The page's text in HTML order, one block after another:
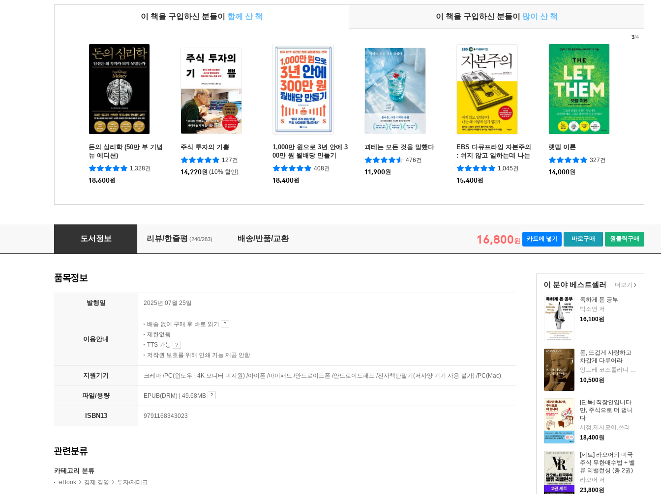
이 책을 구입하신 분들이 함께 산 책 이 책을 구입하신 분들이 많이 산 책
돈의 심리학 (50만 부 기념
뉴 에디션)
1,328건
18,600원
주식 투자의 기쁨
127건
14,220원 (10% 할인)
1,000만 원으로 3년 안에 3
00만 원 월배당 만들기
408건
18,400원
괴테는 모든 것을 말했다
476건
11,900원
EBS 다큐프라임 자본주의
: 쉬지 않고 일하는데 나는
왜 이렇게 살기 힘든가
1,045건
15,400원
렛뎀 이론
327건
14,000원
3/4
박곰희 연금 부자 수업
도서정보 리뷰/한줄평 (240/283) 배송/반품/교환 16,800원 카트에 넣기 바로구매 원클릭구매
이 분야 베스트셀러
독하게 돈 공부
박소연 저
16,100원
돈, 뜨겁게 사랑하고
차갑게 다루어라
앙드레 코스톨라니 저/한윤진 역
10,500원
[단독] 직장인입니다
만, 주식으로 더 법니
다
서정,제시모어,쓰리쿼터 저/권오태,시그널리포트 편
18,400원
[세트] 라오어의 미국
주식 무한매수법 + 밸
류 리밸런싱 (총 2권)
라오어 저
23,800원
더보기
품목정보
발행일 2025년 07월 25일
이용안내
배송 없이 구매 후 바로 읽기
제한없음
TTS 가능
저작권 보호를 위해 인쇄 기능 제공 안함
지원기기 크레마 /PC(윈도우 - 4K 모니터 미지원) /아이폰 /아이패드 /안드로이드폰 /안드로이드패드 /전자책단말기(저사양 기기 사용 불가) /PC(Mac)
파일/용량 EPUB(DRM) | 49.68MB
ISBN13 9791168343023
관련분류
카테고리 분류
eBook 경제 경영 투자/재테크